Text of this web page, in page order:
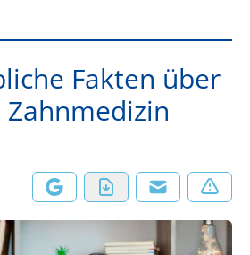
Fakten über